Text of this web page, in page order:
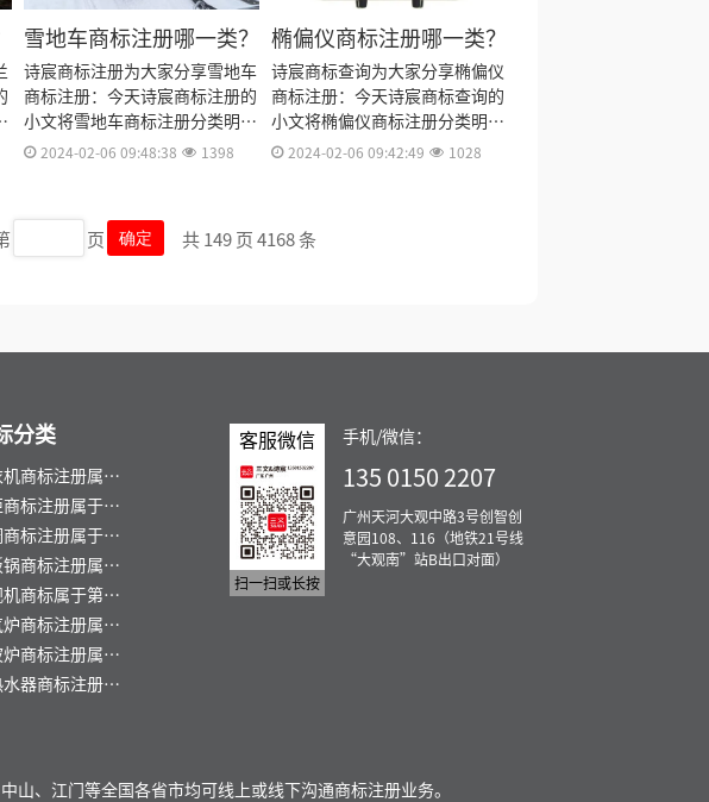
雪地车商标注册哪一类？
诗宸商标注册为大家分享雪地车
商标注册：今天诗宸商标注册的
小文将雪地车商标注册分类明
细、商标注册流程及费用、商标
来。
2024-02-06 09:48:38 1398
椭偏仪商标注册哪一类？
诗宸商标查询为大家分享椭偏仪
商标注册：今天诗宸商标查询的
小文将椭偏仪商标注册分类明
细、商标注册流程及费用、商标
2024-02-06 09:42:49 1028
页 确定 共 149 页 4168 条
分类
商标注册属于
？
标注册属于哪
标注册属于哪
商标注册属于
？
商标属于第几
商标注册属于
？
商标注册属于
？
器商标注册属
客服微信
扫一扫或长按
手机/微信：
135 0150 2207
广州天河大观中路3号创智创
意园108、116（地铁21号线
“大观南”站B出口对面）
、江门等全国各省市均可线上或线下沟通商标注册业务。